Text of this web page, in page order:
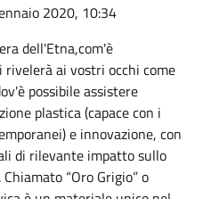
2020, 10:34
dell'Etna,com'è
ai vostri occhi come
possibile assistere
plastica (capace con i
e innovazione, con
di rilevante impatto sullo
“Oro Grigio” o